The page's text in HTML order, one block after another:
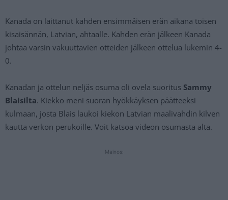
Kanada on laittanut kahden ensimmäisen erän aikana toisen
kisaisännän, Latvian, ahtaalle. Kahden erän jälkeen Kanada
johtaa varsin vakuuttavien otteiden jälkeen ottelua lukemin 4-
0.
Kanadan ja ottelun neljäs osuma oli ovela suoritus Sammy
Blaisilta. Kiekko meni suoran hyökkäyksen päätteeksi
kulmaan, josta Blais laukoi kiekon Latvian maalivahdin kilven
kautta verkon perukoille. Voit katsoa videon osumasta alta.
Mainos: